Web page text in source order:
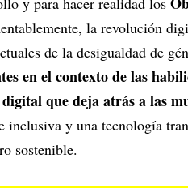
la revolución
de la desigualdad de
en el contexto de las
que deja atrás a las
inclusiva y una tecnología
sostenible.